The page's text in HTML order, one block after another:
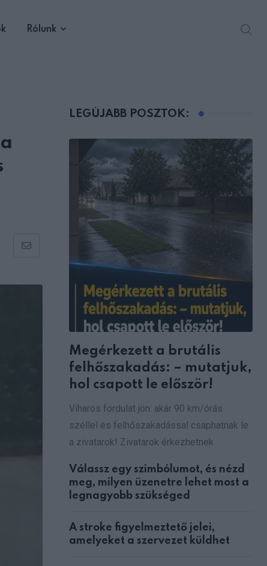
Rólunk
Share
Email
LEGÚJABB POSZTOK:
Megérkezett a brutális
felhőszakadás: – mutatjuk,
hol csapott le először!
Viharos fordulat jön: akár 90 km/órás
széllel és felhőszakadással csaphatnak le
a zivatarok! Zivatarok érkezhetnek
Válassz egy szimbólumot, és nézd
meg, milyen üzenetre lehet most a
legnagyobb szükséged
A stroke figyelmeztető jelei,
amelyeket a szervezet küldhet